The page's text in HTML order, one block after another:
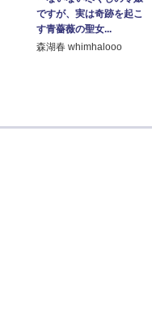
ですが、実は奇跡を起こ
す青薔薇の聖女...
森湖春 whimhalooo